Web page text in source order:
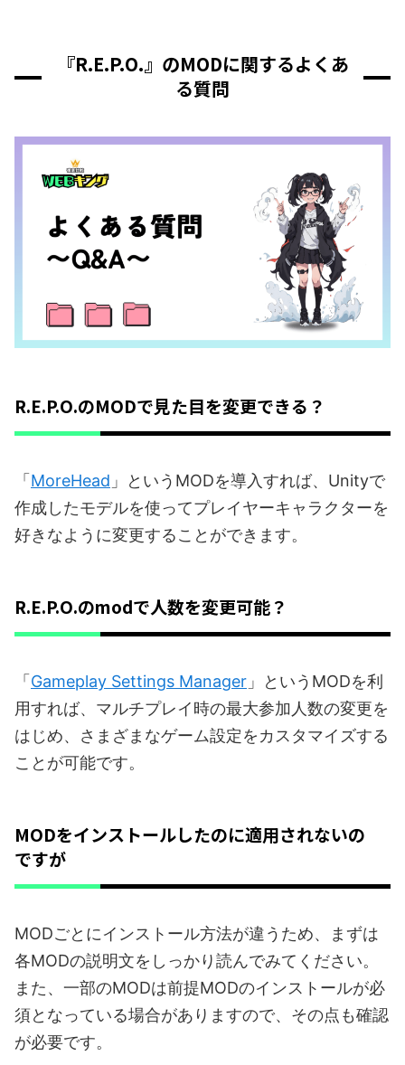
『R.E.P.O.』のMODに関するよくあ
る質問
R.E.P.O.のMODで見た目を変更できる？
「MoreHead 」というMODを導入すれば、Unityで
作成したモデルを使ってプレイヤーキャラクターを
好きなように変更することができます。
R.E.P.O.のmodで人数を変更可能？
「Gameplay Settings Manager 」というMODを利
用すれば、マルチプレイ時の最大参加人数の変更を
はじめ、さまざまなゲーム設定をカスタマイズする
ことが可能です。
MODをインストールしたのに適用されないの
ですが
MODごとにインストール方法が違うため、まずは
各MODの説明文をしっかり読んでみてください。
また、一部のMODは前提MODのインストールが必
須となっている場合がありますので、その点も確認
が必要です。